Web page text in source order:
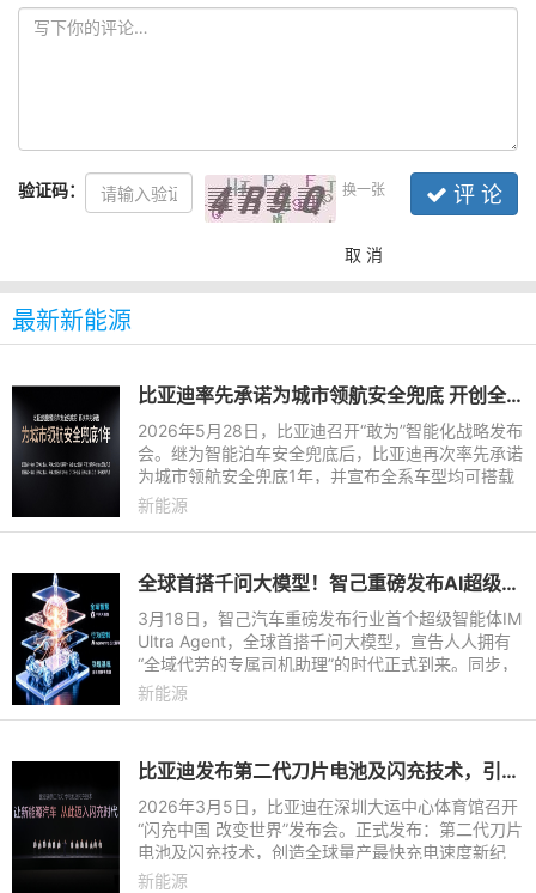
验证码： 换一张 评 论
取 消
最新新能源
比亚迪率先承诺为城市领航安全兜底 开创全民城市领航时代
2026年5月28日，比亚迪召开“敢为”智能化战略发布
会。继为智能泊车安全兜底后，比亚迪再次率先承诺
为城市领航安全兜底1年，并宣布全系车型均可搭载
天神之眼 B 辅助驾驶激光版，选装价格12000元，
新能源
全球首搭千问大模型！智己重磅发布AI超级智能体，智己LS8即将开启预售
3月18日，智己汽车重磅发布行业首个超级智能体IM
Ultra Agent，全球首搭千问大模型，宣告人人拥有
“全域代劳的专属司机助理”的时代正式到来。同步，
智己汽车官宣，跨时代科技旗舰SUV——智己LS8，
新能源
比亚迪发布第二代刀片电池及闪充技术，引领新能源汽车迈入闪充时代
2026年3月5日，比亚迪在深圳大运中心体育馆召开
“闪充中国 改变世界”发布会。正式发布：第二代刀片
电池及闪充技术，创造全球量产最快充电速度新纪
录，从10%到70%，只用5分钟就能充好；从10%到
新能源